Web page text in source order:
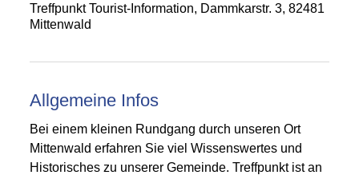
Treffpunkt Tourist-Information, Dammkarstr. 3, 82481
Mittenwald
Allgemeine Infos
Bei einem kleinen Rundgang durch unseren Ort
Mittenwald erfahren Sie viel Wissenswertes und
Historisches zu unserer Gemeinde. Treffpunkt ist an